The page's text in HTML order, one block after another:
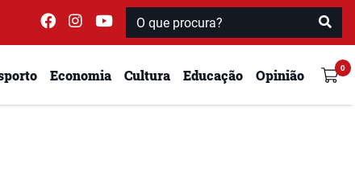
Economia Cultura Educação Opinião